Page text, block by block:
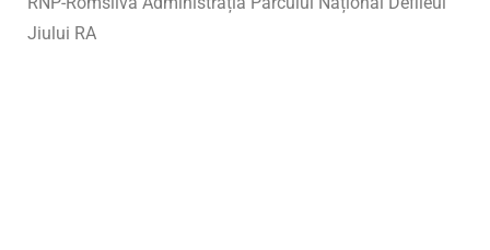
Jiului RA